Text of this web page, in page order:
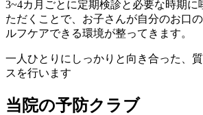
3~4カ月ごとに定期検診と必要な時期に
ただくことで、お子さんが自分のお口
ルフケアできる環境が整ってきます。
一人ひとりにしっかりと向き合った、
スを行います
当院の予防クラブ